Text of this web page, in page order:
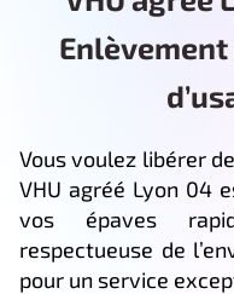
Vous voulez libérer
VHU agréé Lyon 04
vos épaves
respectueuse de
pour un service